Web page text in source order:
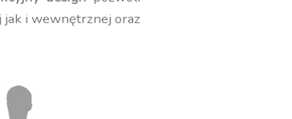
jak i wewnętrznej oraz